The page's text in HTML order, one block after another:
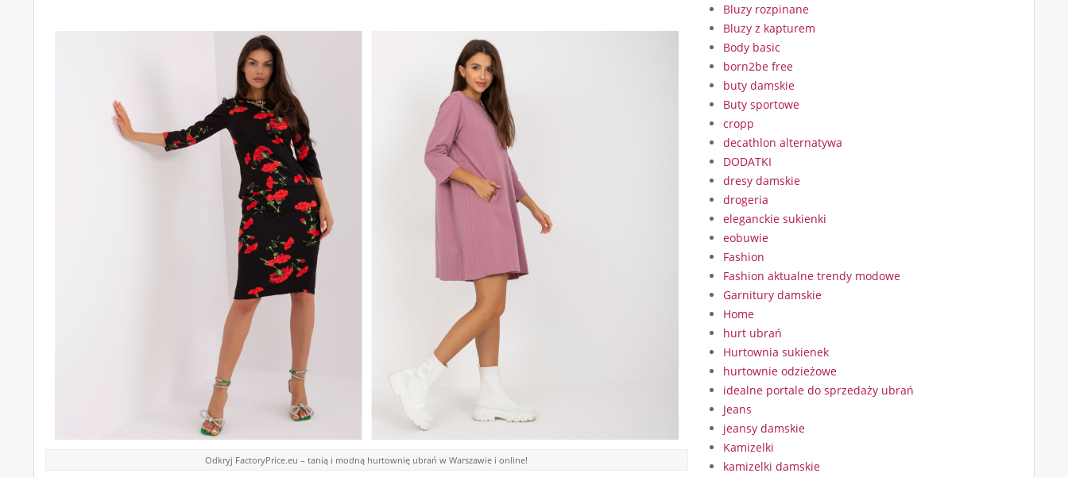
Odkryj FactoryPrice.eu – tanią i modną hurtownię ubrań w Warszawie i online!
Bluzy rozpinane
Bluzy z kapturem
Body basic
born2be free
buty damskie
Buty sportowe
cropp
decathlon alternatywa
DODATKI
dresy damskie
drogeria
eleganckie sukienki
eobuwie
Fashion
Fashion aktualne trendy modowe
Garnitury damskie
Home
hurt ubrań
Hurtownia sukienek
hurtownie odzieżowe
idealne portale do sprzedaży ubrań
Jeans
jeansy damskie
Kamizelki
kamizelki damskie